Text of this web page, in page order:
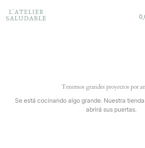
contenido
Tenemos grandes proyectos por
Se está cocinando algo grande. Nuestra
abrirá sus puertas.